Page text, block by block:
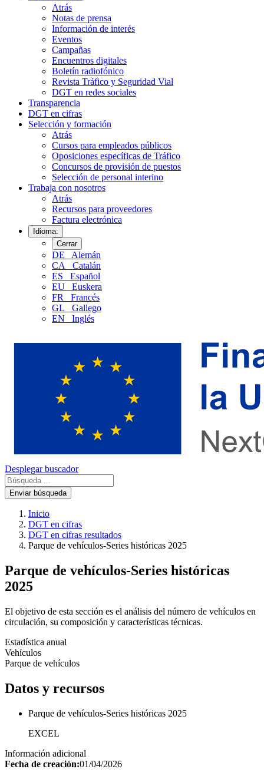
Atrás
Notas de prensa
Información de interés
Eventos
Campañas
Encuentros digitales
Boletín radiofónico
Revista Tráfico y Seguridad Vial
DGT en redes sociales
Transparencia
DGT en cifras
Selección y formación
Atrás
Cursos para empleados públicos
Oposiciones específicas de Tráfico
Concursos de provisión de puestos
Selección de personal interino
Trabaja con nosotros
Atrás
Recursos para proveedores
Factura electrónica
Idioma:
Cerrar
DE
Alemán
CA
Catalán
ES
Español
EU
Euskera
FR
Francés
GL
Gallego
EN
Inglés
Desplegar buscador
Enviar búsqueda
Inicio
DGT en cifras
DGT en cifras resultados
Parque de vehículos-Series históricas 2025
Parque de vehículos-Series históricas
2025
El objetivo de esta sección es el análisis del número de vehículos en
circulación, su composición y características técnicas.
Estadística anual
Vehículos
Parque de vehículos
Datos y recursos
Parque de vehículos-Series históricas 2025
EXCEL
Información adicional
Fecha de creación:01/04/2026